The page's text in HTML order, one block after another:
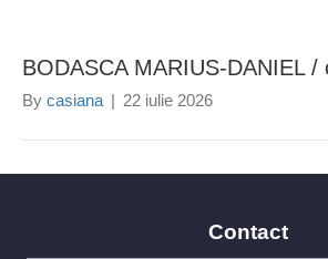
BODASCA MARIUS-DANIEL /
By casiana | 22 iulie 2026
Contact